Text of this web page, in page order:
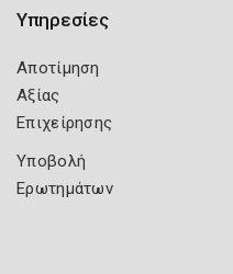
Υπηρεσίες
Αποτίμηση
Αξίας
Επιχείρησης
Υποβολή
Ερωτημάτων